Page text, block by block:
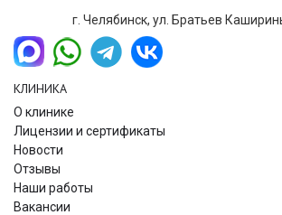
г. Челябинск, ул. Братьев
КЛИНИКА
О клинике
Лицензии и сертификаты
Новости
Отзывы
Наши работы
Вакансии